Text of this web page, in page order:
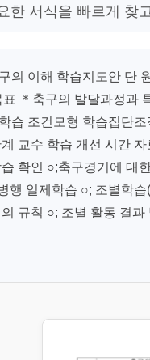
한 서식을 빠르게 찾
의 이해 학습지도안 단
＊축구의 발달과정과
습 조건모형 학습집단
교수 학습 개선 시간
확인 ○;축구경기에 대
행 일제학습 ○; 조별학
규칙 ○; 조별 활동 결